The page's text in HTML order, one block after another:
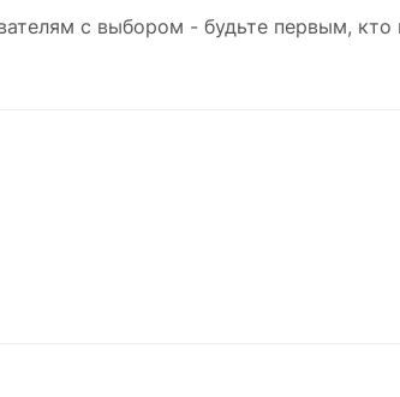
с выбором - будьте первым,